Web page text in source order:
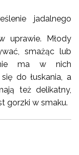
jadalnego
uprawie. Młody
smażąc lub
ma w nich
do łuskania, a
też delikatny,
gorzki w smaku.